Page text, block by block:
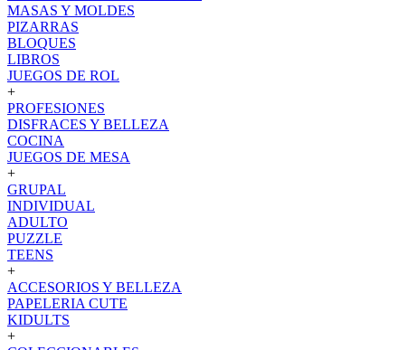
MASAS Y MOLDES
PIZARRAS
BLOQUES
LIBROS
JUEGOS DE ROL
+
PROFESIONES
DISFRACES Y BELLEZA
COCINA
JUEGOS DE MESA
+
GRUPAL
INDIVIDUAL
ADULTO
PUZZLE
TEENS
+
ACCESORIOS Y BELLEZA
PAPELERIA CUTE
KIDULTS
+